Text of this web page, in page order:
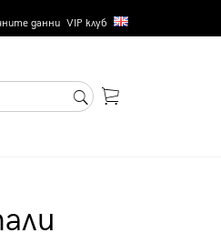
данни VIP клуб